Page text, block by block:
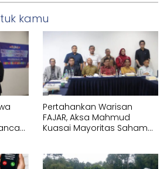
kamu
Pertahankan Warisan
FAJAR, Aksa Mahmud
Kuasai Mayoritas Saham